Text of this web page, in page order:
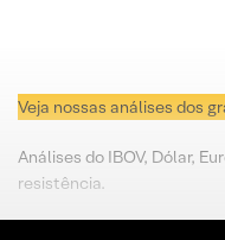
Veja nossas análises dos
Análises do IBOV, Dólar,
resistência.